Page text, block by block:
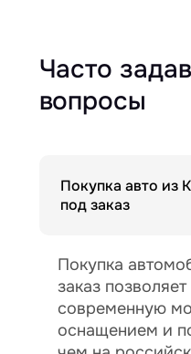
Часто
вопросы
Покупка авто из
под заказ
Покупка
заказ
современную
оснащением и